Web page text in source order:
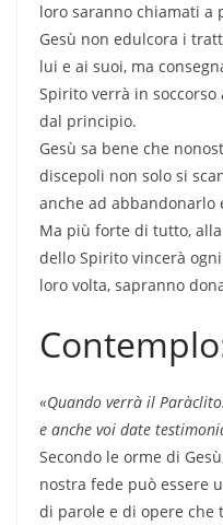
loro saranno chiamati a
Gesù non edulcora i
lui e ai suoi, ma
Spirito verrà in
dal principio.
Gesù sa bene che
discepoli non solo si
anche ad abbandonarlo
Ma più forte di tutto, alla
dello Spirito vincerà
loro volta, sapranno
«Quando verrà il
e anche voi date
Secondo le orme di
nostra fede può essere
di parole e di opere che